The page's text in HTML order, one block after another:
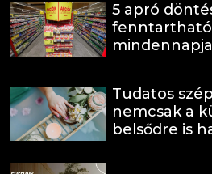
5 apró
Tudatos
nemcsak a
belsődre is